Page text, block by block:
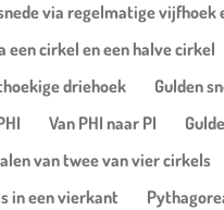
via regelmatige vijfhoek
een cirkel en een halve cirkel
driehoek
Gulden
Van PHI naar PI
van twee van vier cirkels
in een vierkant